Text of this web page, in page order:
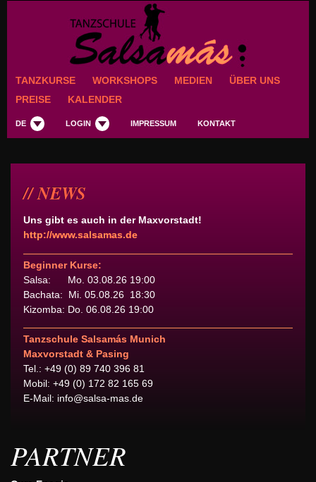
TANZKURSE WORKSHOPS MEDIEN
ÜBER UNS
PREISE
KALENDER
DE LOGIN IMPRESSUM KONTAKT
NEWS
Uns gibt es auch in der Maxvorstadt!
http://www.salsamas.de
Beginner Kurse:
Salsa: Mo. 03.08.26 19:00
Bachata: Mi. 05.08.26 18:30
Kizomba: Do. 06.08.26 19:00
Tanzschule Salsamás Munich
Maxvorstadt & Pasing
Tel.: +49 (0) 89 740 396 81
Mobil: +49 (0) 172 82 165 69
E-Mail: info@salsa-mas.de
PARTNER